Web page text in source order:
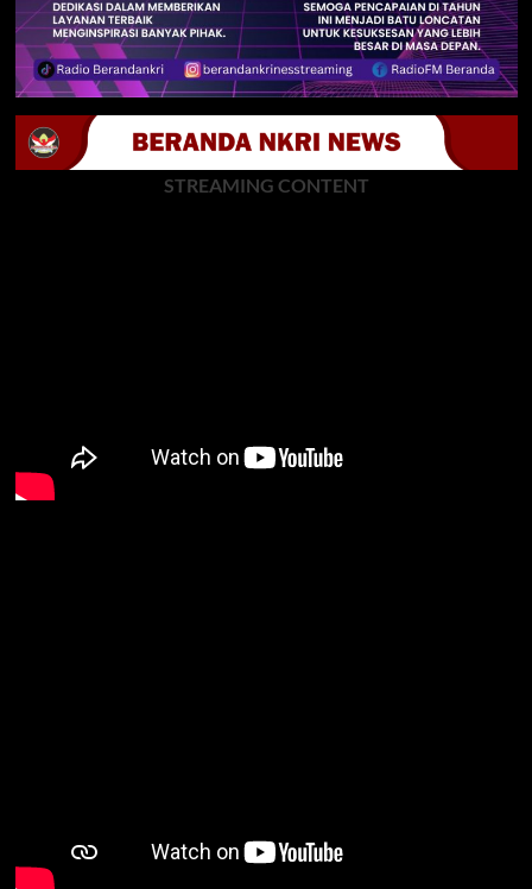
STREAMING CONTENT